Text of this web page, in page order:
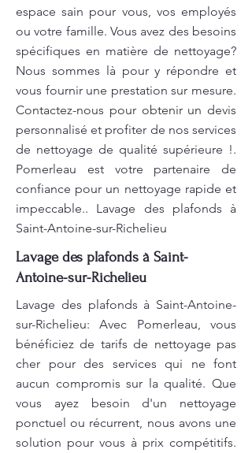
espace sain pour vous, vos employés
ou votre famille. Vous avez des besoins
spécifiques en matière de nettoyage?
Nous sommes là pour y répondre et
vous fournir une prestation sur mesure.
Contactez-nous pour obtenir un devis
personnalisé et profiter de nos services
de nettoyage de qualité supérieure !.
Pomerleau est votre partenaire de
confiance pour un nettoyage rapide et
impeccable.. Lavage des plafonds à
Saint-Antoine-sur-Richelieu
Lavage des plafonds à Saint-
Antoine-sur-Richelieu
Lavage des plafonds à Saint-Antoine-
sur-Richelieu: Avec Pomerleau, vous
bénéficiez de tarifs de nettoyage pas
cher pour des services qui ne font
aucun compromis sur la qualité. Que
vous ayez besoin d'un nettoyage
ponctuel ou récurrent, nous avons une
solution pour vous à prix compétitifs.